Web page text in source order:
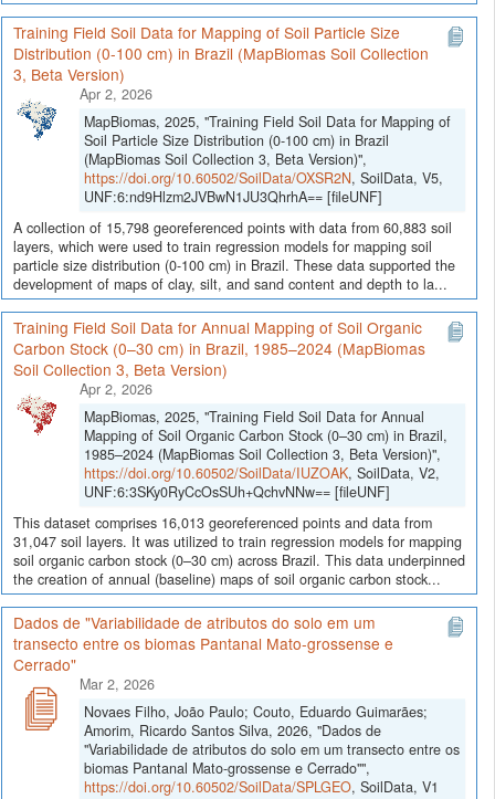
Training Field Soil Data for Mapping of Soil Particle Size
Distribution (0-100 cm) in Brazil (MapBiomas Soil Collection
3, Beta Version)
Apr 2, 2026
MapBiomas, 2025, "Training Field Soil Data for Mapping of
Soil Particle Size Distribution (0-100 cm) in Brazil
(MapBiomas Soil Collection 3, Beta Version)",
https://doi.org/10.60502/SoilData/OXSR2N, SoilData, V5,
UNF:6:nd9Hlzm2JVBwN1JU3QhrhA== [fileUNF]
A collection of 15,798 georeferenced points with data from 60,883 soil
layers, which were used to train regression models for mapping soil
particle size distribution (0-100 cm) in Brazil. These data supported the
development of maps of clay, silt, and sand content and depth to la...
Training Field Soil Data for Annual Mapping of Soil Organic
Carbon Stock (0–30 cm) in Brazil, 1985–2024 (MapBiomas
Soil Collection 3, Beta Version)
Apr 2, 2026
MapBiomas, 2025, "Training Field Soil Data for Annual
Mapping of Soil Organic Carbon Stock (0–30 cm) in Brazil,
1985–2024 (MapBiomas Soil Collection 3, Beta Version)",
https://doi.org/10.60502/SoilData/IUZOAK, SoilData, V2,
UNF:6:3SKy0RyCcOsSUh+QchvNNw== [fileUNF]
This dataset comprises 16,013 georeferenced points and data from
31,047 soil layers. It was utilized to train regression models for mapping
soil organic carbon stock (0–30 cm) across Brazil. This data underpinned
the creation of annual (baseline) maps of soil organic carbon stock...
Dados de "Variabilidade de atributos do solo em um
transecto entre os biomas Pantanal Mato-grossense e
Cerrado"
Mar 2, 2026
Novaes Filho, João Paulo; Couto, Eduardo Guimarães;
Amorim, Ricardo Santos Silva, 2026, "Dados de
"Variabilidade de atributos do solo em um transecto entre os
biomas Pantanal Mato-grossense e Cerrado"",
https://doi.org/10.60502/SoilData/SPLGEO, SoilData, V1